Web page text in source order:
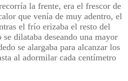
la frente, era el frescor de
que venía de muy adentro, el
el frío erizaba el resto del
dilataba deseando una mayor
se alargaba para alcanzar los
al adormilar cada centímetro